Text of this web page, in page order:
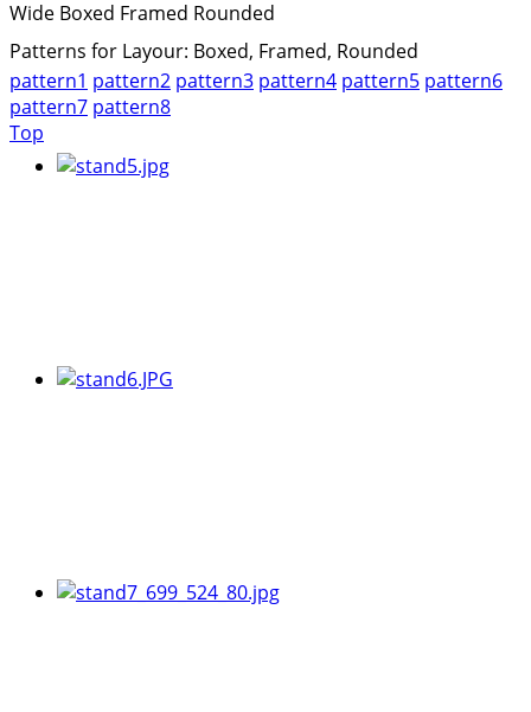
Wide Boxed Framed Rounded
Patterns for Layour: Boxed, Framed, Rounded
pattern1 pattern2 pattern3 pattern4 pattern5 pattern6
pattern7 pattern8
Top